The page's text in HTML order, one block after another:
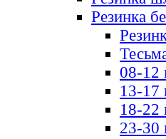
Резинка
08-12
13-17
18-22
23-30